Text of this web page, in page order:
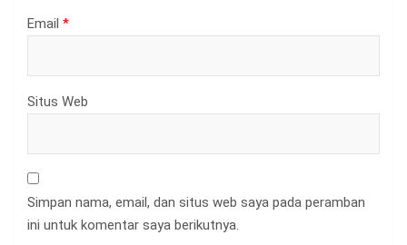
Email *
Situs Web
Simpan nama, email, dan situs web saya pada peramban
ini untuk komentar saya berikutnya.